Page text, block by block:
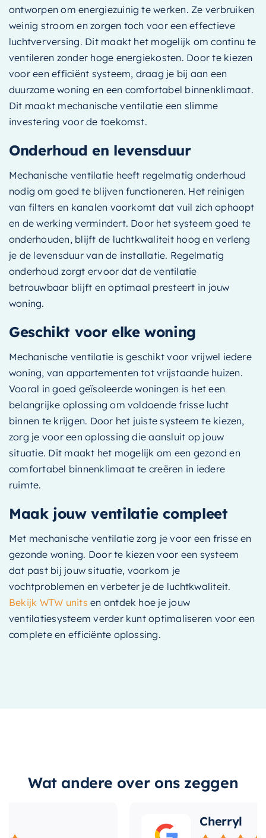
ontworpen om energiezuinig te werken. Ze verbruiken
weinig stroom en zorgen toch voor een effectieve
luchtverversing. Dit maakt het mogelijk om continu te
ventileren zonder hoge energiekosten. Door te kiezen
voor een efficiënt systeem, draag je bij aan een
duurzame woning en een comfortabel binnenklimaat.
Dit maakt mechanische ventilatie een slimme
investering voor de toekomst.
Onderhoud en levensduur
Mechanische ventilatie heeft regelmatig onderhoud
nodig om goed te blijven functioneren. Het reinigen
van filters en kanalen voorkomt dat vuil zich ophoopt
en de werking vermindert. Door het systeem goed te
onderhouden, blijft de luchtkwaliteit hoog en verleng
je de levensduur van de installatie. Regelmatig
onderhoud zorgt ervoor dat de ventilatie
betrouwbaar blijft en optimaal presteert in jouw
woning.
Geschikt voor elke woning
Mechanische ventilatie is geschikt voor vrijwel iedere
woning, van appartementen tot vrijstaande huizen.
Vooral in goed geïsoleerde woningen is het een
belangrijke oplossing om voldoende frisse lucht
binnen te krijgen. Door het juiste systeem te kiezen,
zorg je voor een oplossing die aansluit op jouw
situatie. Dit maakt het mogelijk om een gezond en
comfortabel binnenklimaat te creëren in iedere
ruimte.
Maak jouw ventilatie compleet
Met mechanische ventilatie zorg je voor een frisse en
gezonde woning. Door te kiezen voor een systeem
dat past bij jouw situatie, voorkom je
vochtproblemen en verbeter je de luchtkwaliteit.
Bekijk WTW units en ontdek hoe je jouw
ventilatiesysteem verder kunt optimaliseren voor een
complete en efficiënte oplossing.
Wat andere over ons zeggen
Cherryl